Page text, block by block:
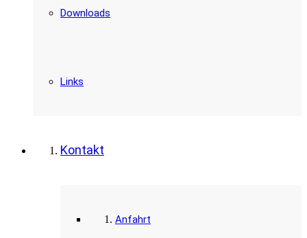
Downloads
Links
Kontakt
Anfahrt